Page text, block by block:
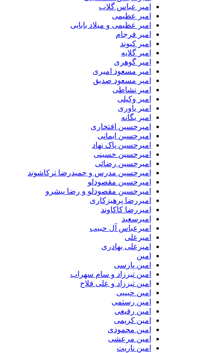
امیر عباس گلاب
امیر عظیمی
امیر عظیمی و میلاد بابایی
امیر فرجام
امیر کیوند
امیر گلایه
امیر گوهری
امیر مسعود امیری
امیر مسعود صدیق
امیر نشاطی
امیر وکیلی
امیر یاوری
امیر یگانه
امیرحسین افتخاری
امیرحسین ایمانی
امیرحسین پاک نهاد
امیرحسین حسینی
امیرحسین رضائی
امیرحسین مدرس و حمیدرضا ترکاشوند
امیرحسین مقصودلو
امیرحسین مقصودلو و رضا پیشرو
امیررضا پرهیزکاری
امیررضا کاکاوند
امیرسعید
امیرعباس آل حبیب
امیرعلی
امیرعلی بهادری
امین
امین پارسی
امین تیرزاد و سام سهراب
امین تیرزاد و علی فلاح
امین حبیبی
امین رستمی
امین رفیعی
امین کریمی
امین محمودی
امین مرعشی
امین ناریت